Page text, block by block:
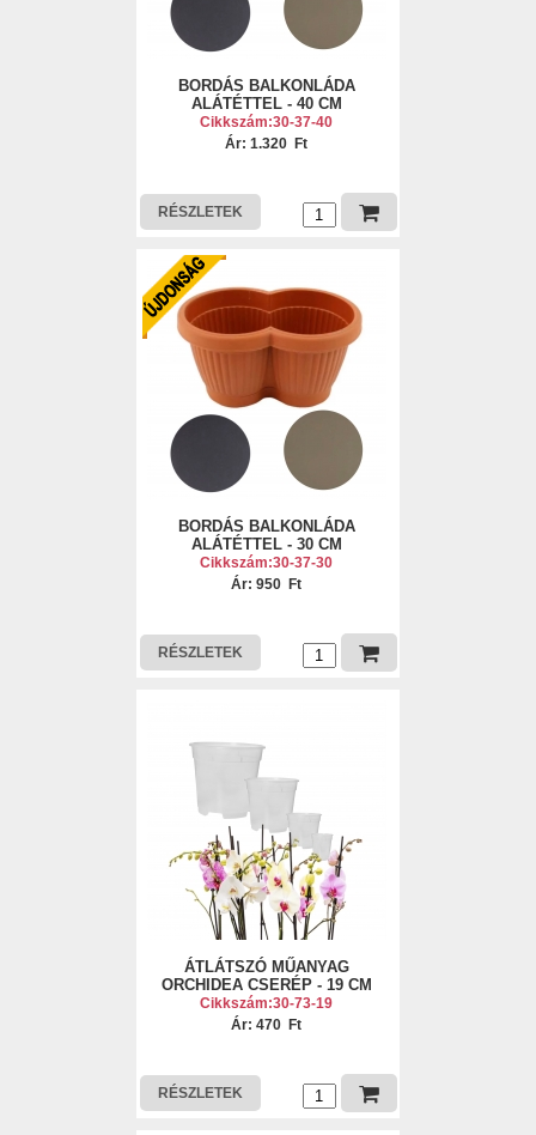
BORDÁS BALKONLÁDA
ALÁTÉTTEL - 40 CM
Cikkszám:30-37-40
Ár: 1.320 Ft
RÉSZLETEK
BORDÁS BALKONLÁDA
ALÁTÉTTEL - 30 CM
Cikkszám:30-37-30
Ár: 950 Ft
RÉSZLETEK
ÁTLÁTSZÓ MŰANYAG
ORCHIDEA CSERÉP - 19 CM
Cikkszám:30-73-19
Ár: 470 Ft
RÉSZLETEK